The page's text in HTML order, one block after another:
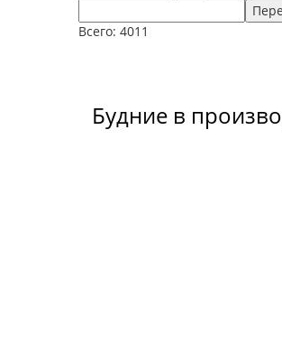
Всего: 4011
Будние в